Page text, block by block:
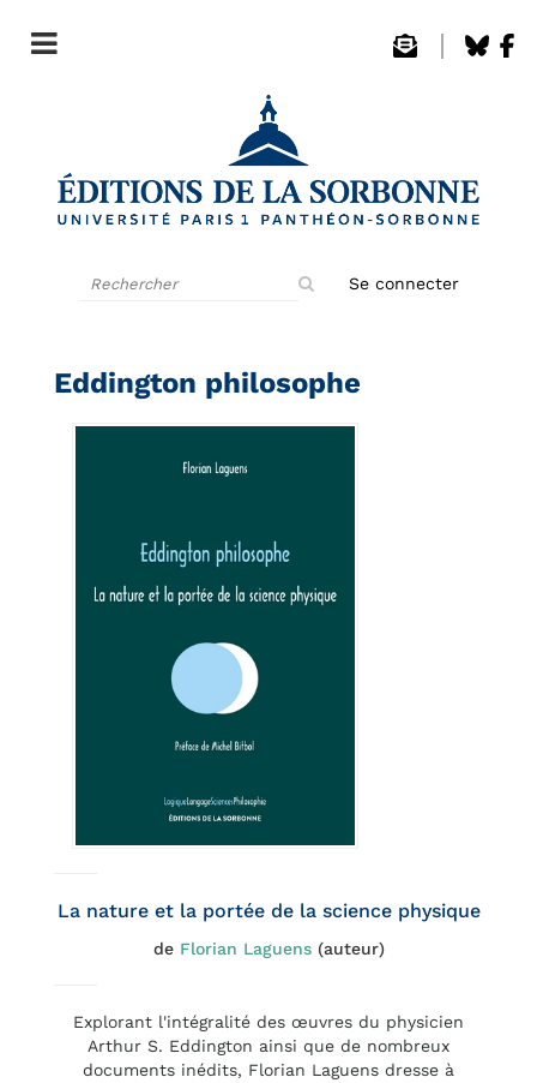
Se connecter
Eddington philosophe
La nature et la portée de la science physique
de Florian Laguens(auteur)
Explorant l'intégralité des œuvres du physicien
Arthur S. Eddington ainsi que de nombreux
documents inédits, Florian Laguens dresse à